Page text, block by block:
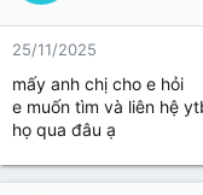
t
a
r
t
e
r
25/11/2025
mấy anh chị cho e hỏi
e muốn tìm và liên hệ
họ qua đâu ạ